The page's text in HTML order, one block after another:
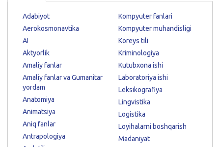
Adabiyot
Aerokosmonavtika
AI
Aktyorlik
Amaliy fanlar
Amaliy fanlar va Gumanitar
yordam
Anatomiya
Animatsiya
Aniq fanlar
Antrapologiya
Kompyuter fanlari
Kompyuter muhandisligi
Koreys tili
Kriminologiya
Kutubxona ishi
Laboratoriya ishi
Leksikografiya
Lingvistika
Logistika
Loyihalarni boshqarish
Madaniyat